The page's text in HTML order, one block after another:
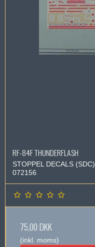
RF-84F THUNDERFLASH
STOPPEL DECALS (SDC)
072156
75,00 DKK
(inkl. moms)